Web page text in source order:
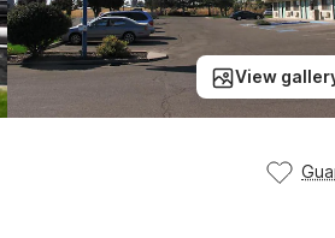
View